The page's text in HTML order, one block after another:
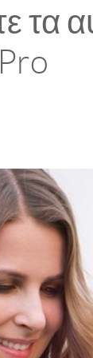
τα